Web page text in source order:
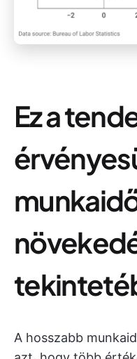
Ez a
A hosszabb